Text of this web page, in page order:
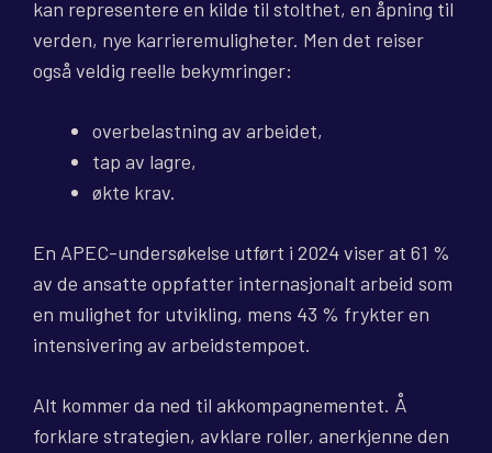
kan representere en kilde til stolthet, en åpning til
verden, nye karrieremuligheter. Men det reiser
også veldig reelle bekymringer:
overbelastning av arbeidet,
tap av lagre,
økte krav.
En APEC-undersøkelse utført i 2024 viser at 61 %
av de ansatte oppfatter internasjonalt arbeid som
en mulighet for utvikling, mens 43 % frykter en
intensivering av arbeidstempoet.
Alt kommer da ned til akkompagnementet. Å
forklare strategien, avklare roller, anerkjenne den